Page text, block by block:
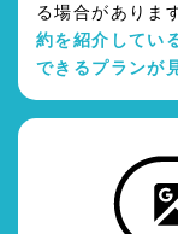
る場合がありま
約を紹介してい
できるプランが